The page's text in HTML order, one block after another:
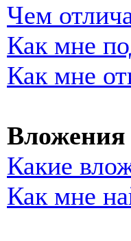
Чем
Как мне
Как мне
Вложения
Какие
Как мне